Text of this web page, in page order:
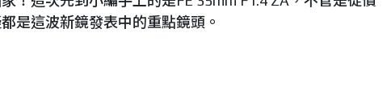
是這波新鏡發表中的重點鏡頭。